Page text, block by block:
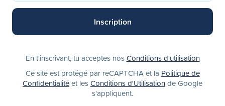
En t'inscrivant, tu acceptes nosConditions d'utilisation
Ce site est protégé par reCAPTCHA et la Politique de
Confidentialitéet lesConditions d'Utilisationde Google
s'appliquent.